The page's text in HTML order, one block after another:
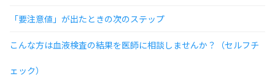
「要注意値」が出たときの次のステップ
こんな方は血液検査の結果を医師に相談しませんか？（セルフチ
ェック）